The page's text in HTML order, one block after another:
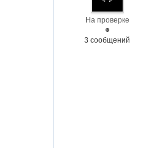
На проверке
3 сообщений